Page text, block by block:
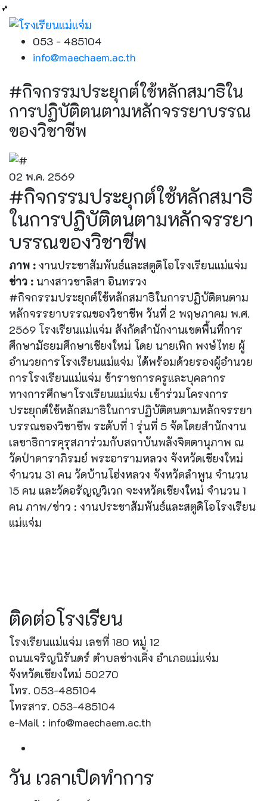
053 - 485104
info@maechaem.ac.th
#กิจกรรมประยุกต์ใช้หลักสมาธิใน
การปฏิบัติตนตามหลักจรรยาบรรณ
ของวิชาชีพ
02 พ.ค. 2569
#กิจกรรมประยุกต์ใช้หลักสมาธิ
ในการปฏิบัติตนตามหลักจรรยา
บรรณของวิชาชีพ
ภาพ : งานประชาสัมพันธ์และสตูดิโอโรงเรียนแม่แจ่ม
ข่าว : นางสาวชาลิสา อินทรวง
#กิจกรรมประยุกต์ใช้หลักสมาธิในการปฏิบัติตนตาม
หลักจรรยาบรรณของวิชาชีพ วันที่ 2 พฤษภาคม พ.ศ.
2569 โรงเรียนแม่แจ่ม สังกัดสำนักงานเขตพื้นที่การ
ศึกษามัธยมศึกษาเชียงใหม่ โดย นายเพิก พงษ์ไทย ผู้
อำนวยการโรงเรียนแม่แจ่ม ได้พร้อมด้วยรองผู้อำนวย
การโรงเรียนแม่แจ่ม ข้าราชการครูและบุคลากร
ทางการศึกษาโรงเรียนแม่แจ่ม เข้าร่วมโครงการ
ประยุกต์ใช้หลักสมาธิในการปฏิบัติตนตามหลักจรรยา
บรรณของวิชาชีพ ระดับที่ 1 รุ่นที่ 5 จัดโดยสำนักงาน
เลขาธิการคุรุสภาร่วมกับสถาบันพลังจิตตานุภาพ ณ
วัดป่าดาราภิรมย์ พระอารามหลวง จังหวัดเชียงใหม่
จำนวน 31 คน วัดบ้านโฮ่งหลวง จังหวัดลำพูน จำนวน
15 คน และวัดอรัญญวิเวก จะงหวัดเชียงใหม่ จำนวน 1
คน ภาพ/ข่าว : งานประชาสัมพันธ์และสตูดิโอโรงเรียน
แม่แจ่ม
ติดต่อโรงเรียน
โรงเรียนแม่แจ่ม เลขที่ 180 หมู่ 12
ถนนเจริญนิรันดร์ ตำบลช่างเคิ่ง อำเภอแม่แจ่ม
จังหวัดเชียงใหม่ 50270
โทร. 053-485104
โทรสาร. 053-485104
e-Mail : info@maechaem.ac.th
วัน เวลาเปิดทำการ